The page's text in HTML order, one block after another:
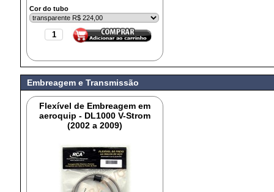
Cor do tubo
Embreagem e Transmissão
Flexível de Embreagem em
aeroquip - DL1000 V-Strom
(2002 a 2009)